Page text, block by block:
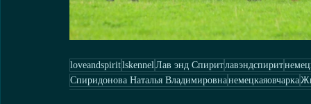
loveandspiritlskennelЛав энд Спиритлавэндспирит
Спиридонова Наталья Владимировнанемецкаяовчарка